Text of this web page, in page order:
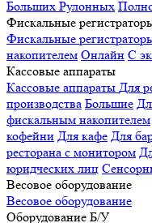
Больших Рулонных
Фискальные
Фискальные
накопителем Онлайн С
Кассовые аппараты
Кассовые аппараты Для
производства Большие
фискальным накопителем
кофейни Для кафе Для
ресторана с монитором
юридческих лиц
Весовое оборудование
Весовое оборудование
Оборудование Б/У